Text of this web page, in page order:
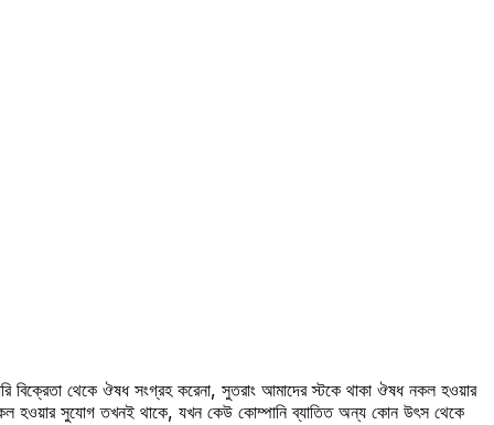
থেকে ঔষধ সংগ্রহ করেনা, সুতরাং আমাদের স্টকে থাকা ঔষধ নকল হওয়ার
হওয়ার সুযোগ তখনই থাকে, যখন কেউ কোম্পানি ব্যাতিত অন্য কোন উৎস থেকে